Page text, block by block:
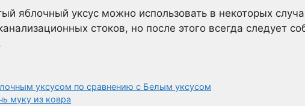
яблочный уксус можно использовать в некоторых
стоков, но после этого всегда следует
уксусом по сравнению с Белым уксусом
муку из ковра